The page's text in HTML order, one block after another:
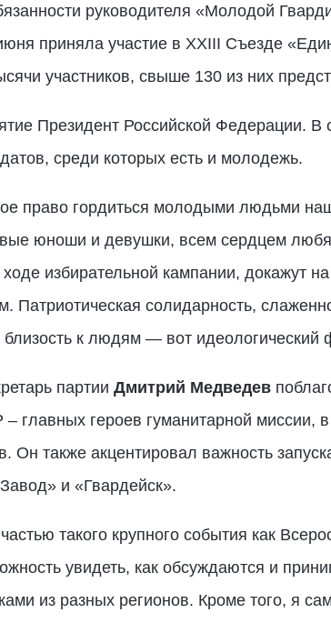
руководителя «Молодой
приняла участие в XXIII Съезде
участников, свыше 130 из них
Президент Российской Федерации. В
среди которых есть и молодежь.
право гордиться молодыми людьми
юноши и девушки, всем сердцем
избирательной кампании, докажут
Патриотическая солидарность,
близость к людям — вот
партии Дмитрий Медведев
главных героев гуманитарной миссии,
Он также акцентировал важность
и «Гвардейск».
такого крупного события как
увидеть, как обсуждаются и
из разных регионов. Кроме того, я